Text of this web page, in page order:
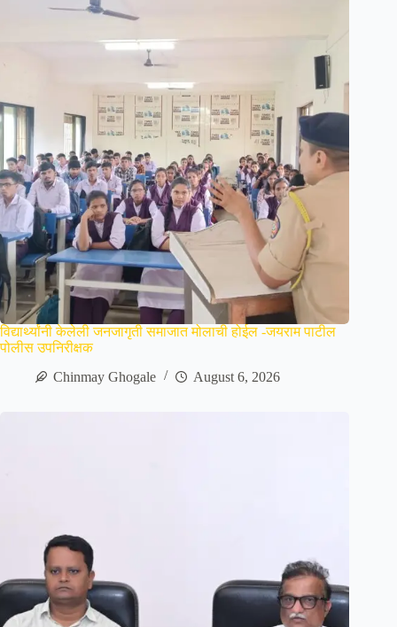
विद्यार्थ्यांनी केलेली जनजागृती समाजात मोलाची होईल -जयराम पाटील
पोलीस उपनिरीक्षक
Chinmay Ghogale
August 6, 2026